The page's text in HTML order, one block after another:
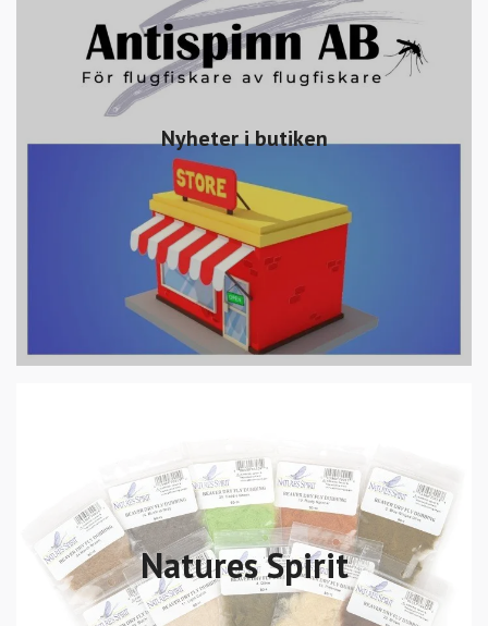
Nyheter i butiken
Natures Spirit